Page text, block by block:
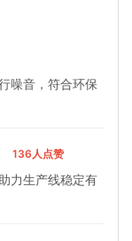
噪音，符合环保
136人点赞
力生产线稳定有